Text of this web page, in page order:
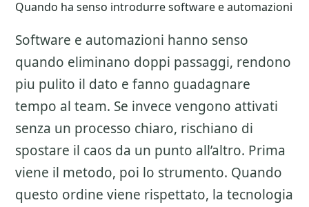
Quando ha senso introdurre software e automazioni
Software e automazioni hanno senso
quando eliminano doppi passaggi, rendono
piu pulito il dato e fanno guadagnare
tempo al team. Se invece vengono attivati
senza un processo chiaro, rischiano di
spostare il caos da un punto all’altro. Prima
viene il metodo, poi lo strumento. Quando
questo ordine viene rispettato, la tecnologia